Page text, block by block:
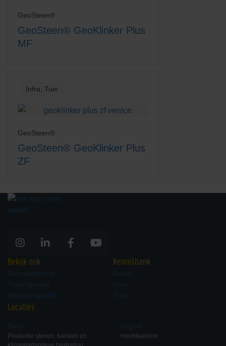
GeoSteen®
GeoSteen® GeoKlinker Plus
MF
Infra, Tuin
GeoSteen®
GeoSteen® GeoKlinker Plus
ZF
Bekijk ook
Duurzaamheid
Tuininspiratie
Werken bij MBI
Kennisbank
Gevel
Infra
Tuin
Locaties
Aalst
Productie stenen, banden en
Veghel
Hoofdkantoor